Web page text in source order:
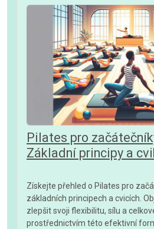
Pilates pro
Základní principy a
Získejte přehled o Pilates pro
základních principech a cvicích.
zlepšit svoji flexibilitu, sílu a
prostřednictvím této efektivní